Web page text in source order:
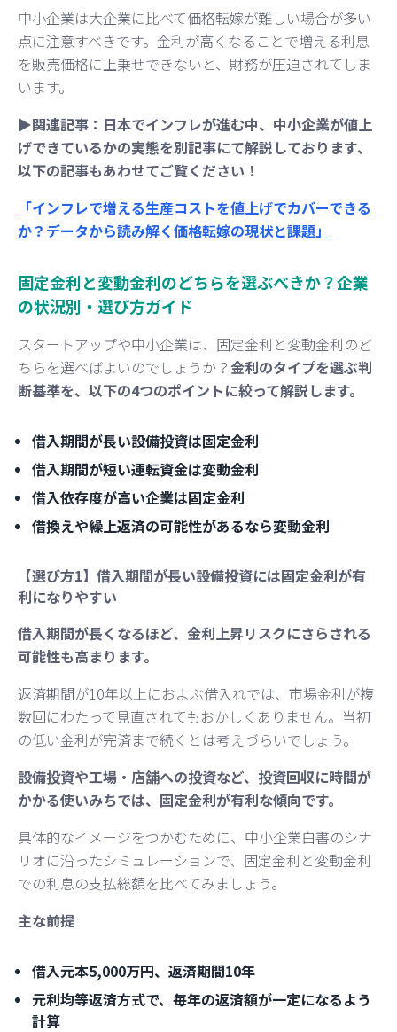
中小企業は大企業に比べて価格転嫁が難しい場合が多い
点に注意すべきです。金利が高くなることで増える利息
を販売価格に上乗せできないと、財務が圧迫されてしま
います。
▶︎関連記事：日本でインフレが進む中、中小企業が値上
げできているかの実態を別記事にて解説しております、
以下の記事もあわせてご覧ください！
「インフレで増える生産コストを値上げでカバーできる
か？データから読み解く価格転嫁の現状と課題」
固定金利と変動金利のどちらを選ぶべきか？企業
の状況別・選び方ガイド
スタートアップや中小企業は、固定金利と変動金利のど
ちらを選べばよいのでしょうか？金利のタイプを選ぶ判
断基準を、以下の4つのポイントに絞って解説します。
借入期間が長い設備投資は固定金利
借入期間が短い運転資金は変動金利
借入依存度が高い企業は固定金利
借換えや繰上返済の可能性があるなら変動金利
【選び方1】借入期間が長い設備投資には固定金利が有
利になりやすい
借入期間が長くなるほど、金利上昇リスクにさらされる
可能性も高まります。
返済期間が10年以上におよぶ借入れでは、市場金利が複
数回にわたって見直されてもおかしくありません。当初
の低い金利が完済まで続くとは考えづらいでしょう。
設備投資や工場・店舗への投資など、投資回収に時間が
かかる使いみちでは、固定金利が有利な傾向です。
具体的なイメージをつかむために、中小企業白書のシナ
リオに沿ったシミュレーションで、固定金利と変動金利
での利息の支払総額を比べてみましょう。
主な前提
借入元本5,000万円、返済期間10年
元利均等返済方式で、毎年の返済額が一定になるよう
計算